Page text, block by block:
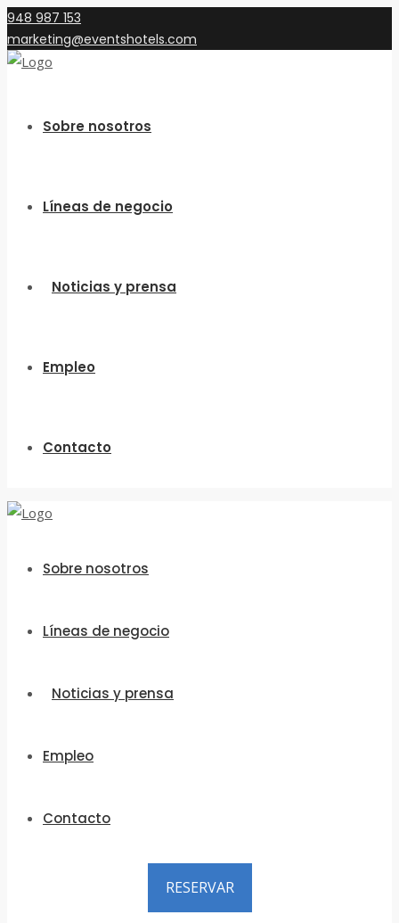
948 987 153
marketing@eventshotels.com
Sobre nosotros
Líneas de negocio
Noticias y prensa
Empleo
Contacto
Sobre nosotros
Líneas de negocio
Noticias y prensa
Empleo
Contacto
RESERVAR